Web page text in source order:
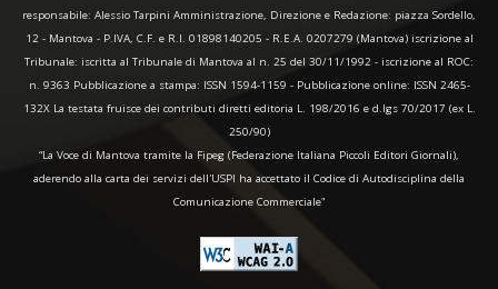
responsabile: Alessio Tarpini Amministrazione, Direzione e Redazione: piazza Sordello,
12 - Mantova - P.IVA, C.F. e R.I. 01898140205 - R.E.A. 0207279 (Mantova) iscrizione al
Tribunale: iscritta al Tribunale di Mantova al n. 25 del 30/11/1992 - iscrizione al ROC:
n. 9363 Pubblicazione a stampa: ISSN 1594-1159 - Pubblicazione online: ISSN 2465-
132X La testata fruisce dei contributi diretti editoria L. 198/2016 e d.lgs 70/2017 (ex L.
250/90)
“La Voce di Mantova tramite la Fipeg (Federazione Italiana Piccoli Editori Giornali),
aderendo alla carta dei servizi dell'USPI ha accettato il Codice di Autodisciplina della
Comunicazione Commerciale"